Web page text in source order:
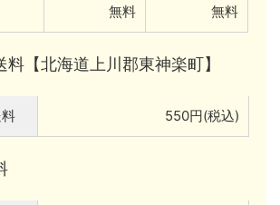
無料 無料
【北海道上川郡東神楽町】
550円(税込)